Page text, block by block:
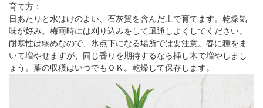
育て方：
日あたりと水はけのよい、石灰質を含んだ土で育てます。乾燥気
味が好み。梅雨時には刈り込みをして風通しよくしてください。
耐寒性は弱めなので、氷点下になる場所では要注意。春に種をま
いて増やせますが、同じ香りを期待するなら挿し木で増やしまし
ょう。葉の収穫はいつでもＯＫ。乾燥して保存します。